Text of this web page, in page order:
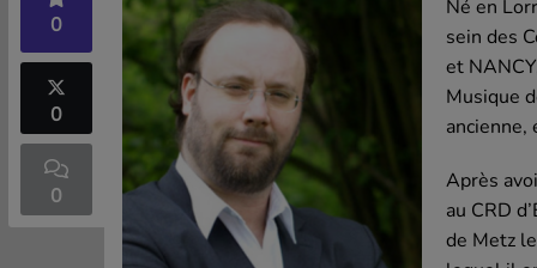
0
0
0
Né en
sein des
et
Musique
ancienne,
Après
au CRD
de Metz